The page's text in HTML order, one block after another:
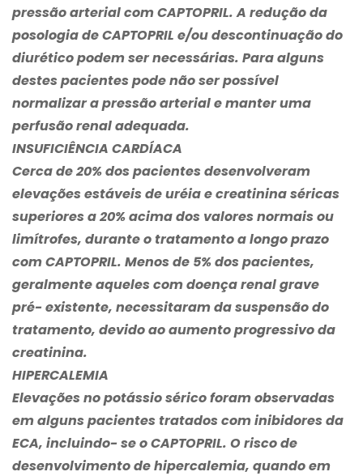
pressão arterial com CAPTOPRIL. A redução da
posologia de CAPTOPRIL e/ou descontinuação do
diurético podem ser necessárias. Para alguns
destes pacientes pode não ser possível
normalizar a pressão arterial e manter uma
perfusão renal adequada.
INSUFICIÊNCIA CARDÍACA
Cerca de 20% dos pacientes desenvolveram
elevações estáveis de uréia e creatinina séricas
superiores a 20% acima dos valores normais ou
limítrofes, durante o tratamento a longo prazo
com CAPTOPRIL. Menos de 5% dos pacientes,
geralmente aqueles com doença renal grave
pré- existente, necessitaram da suspensão do
tratamento, devido ao aumento progressivo da
creatinina.
HIPERCALEMIA
Elevações no potássio sérico foram observadas
em alguns pacientes tratados com inibidores da
ECA, incluindo- se o CAPTOPRIL. O risco de
desenvolvimento de hipercalemia, quando em